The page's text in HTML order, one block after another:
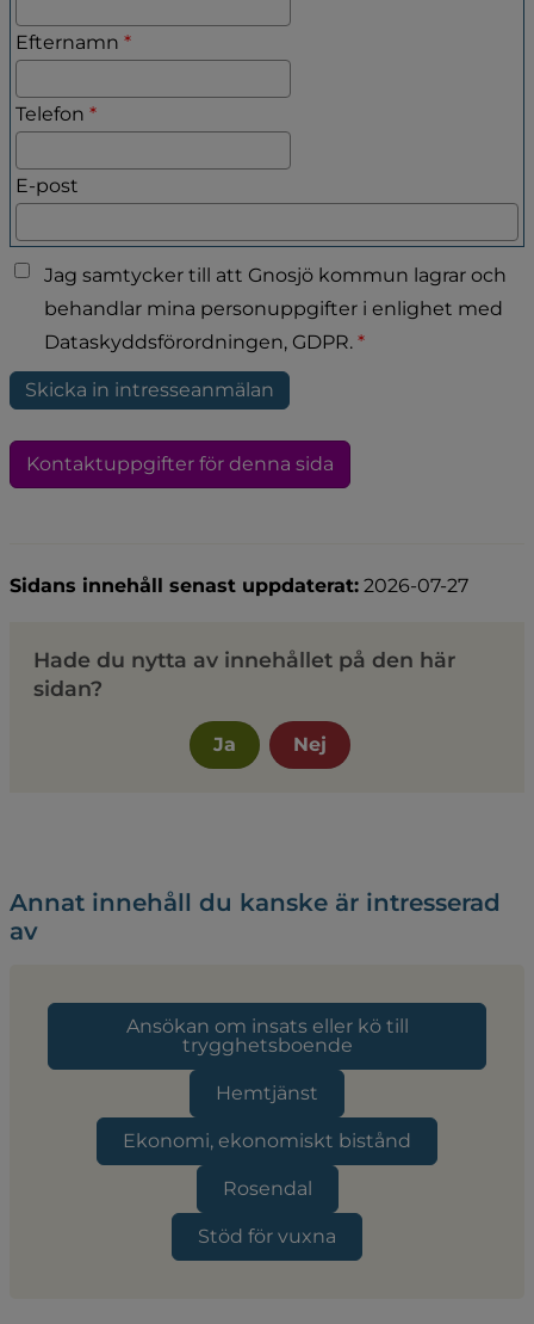
Efternamn *(obligatorisk)
Telefon *(obligatorisk)
E-post
Jag samtycker till att Gnosjö kommun lagrar och
behandlar mina personuppgifter i enlighet med
Dataskyddsförordningen, GDPR. *
Kontaktuppgifter för denna sida
Sidans innehåll senast uppdaterat: 2026-07-27
Hade du nytta av innehållet på den här
sidan?
Ja Nej
Annat innehåll du kanske är intresserad
av
Ansökan om insats eller kö till
trygghetsboende
Hemtjänst
Ekonomi, ekonomiskt bistånd
Rosendal
Stöd för vuxna